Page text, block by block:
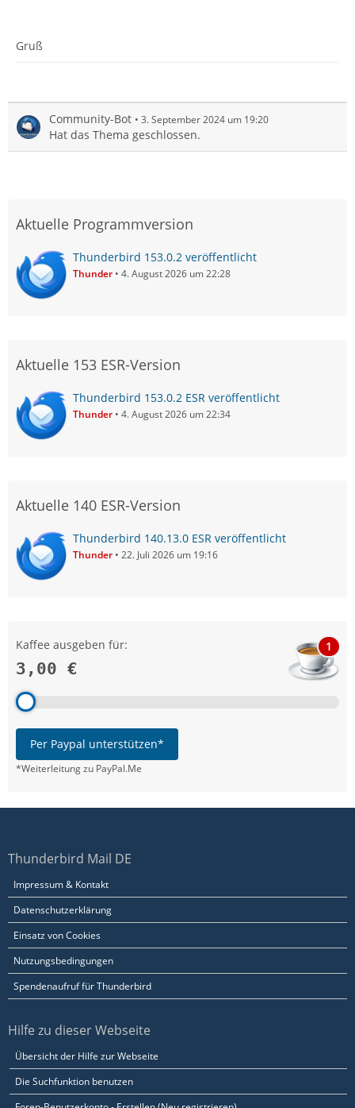
Gruß
Community-Bot 3. September 2024 um 19:20
Hat das Thema geschlossen.
Aktuelle Programmversion
Thunderbird 153.0.2 veröffentlicht
Thunder 4. August 2026 um 22:28
Aktuelle 153 ESR-Version
Thunderbird 153.0.2 ESR veröffentlicht
Thunder 4. August 2026 um 22:34
Aktuelle 140 ESR-Version
Thunderbird 140.13.0 ESR veröffentlicht
Thunder 22. Juli 2026 um 19:16
Kaffee ausgeben für:
3,00 €
1
Per Paypal unterstützen*
*Weiterleitung zu PayPal.Me
Thunderbird Mail DE
Impressum & Kontakt
Datenschutzerklärung
Einsatz von Cookies
Nutzungsbedingungen
Spendenaufruf für Thunderbird
Hilfe zu dieser Webseite
Übersicht der Hilfe zur Webseite
Die Suchfunktion benutzen